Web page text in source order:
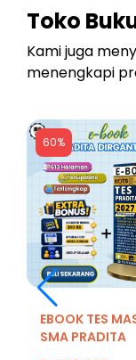
Toko
Kami juga
menengkapi
60%
EBOOK TES
SMA PRADITA